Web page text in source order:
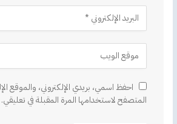
احفظ اسمي، بريدي الإلكتروني، والموقع
المتصفح لاستخدامها المرة المقبلة في تعليقي.